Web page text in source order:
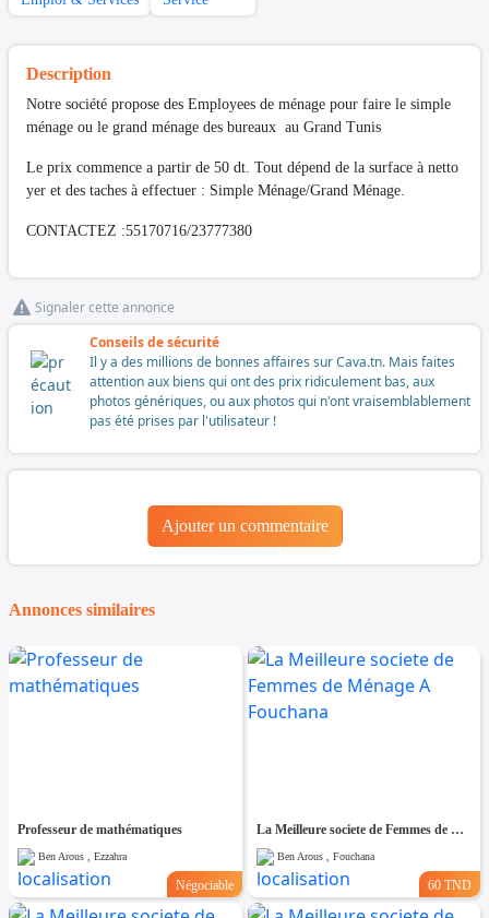
Description
Notre société propose des Employees de ménage pour faire le simple
ménage ou le grand ménage des bureaux au Grand Tunis
Le prix commence a partir de 50 dt. Tout dépend de la surface à netto
yer et des taches à effectuer : Simple Ménage/Grand Ménage.
CONTACTEZ :55170716/23777380
Signaler cette annonce
Conseils de sécurité
Il y a des millions de bonnes affaires sur Cava.tn. Mais faites
attention aux biens qui ont des prix ridiculement bas, aux
photos génériques, ou aux photos qui n'ont vraisemblablement
pas été prises par l'utilisateur !
Ajouter un commentaire
Annonces similaires
Professeur de mathématiques
Ben Arous , Ezzahra
Négociable
La Meilleure societe de Femmes de Ménage A Fouchana
Ben Arous , Fouchana
60 TND